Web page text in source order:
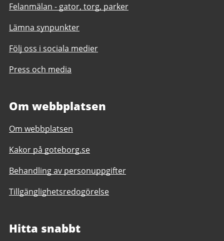
Felanmälan - gator, torg, parker
Lämna synpunkter
Följ oss i sociala medier
Press och media
Om webbplatsen
Om webbplatsen
Kakor på goteborg.se
Behandling av personuppgifter
Tillgänglighetsredogörelse
Hitta snabbt